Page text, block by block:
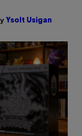
Ysolt Usigan